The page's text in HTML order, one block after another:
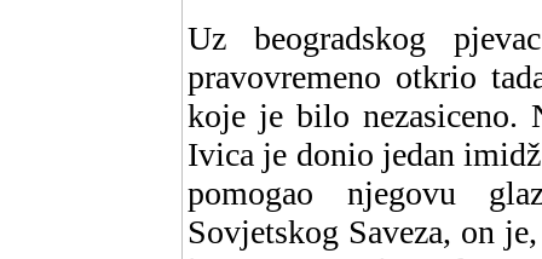
Uz beogradskog
pravovremeno otkrio
koje je bilo nezasiceno.
Ivica je donio jedan
pomogao njegovu
Sovjetskog Saveza, on